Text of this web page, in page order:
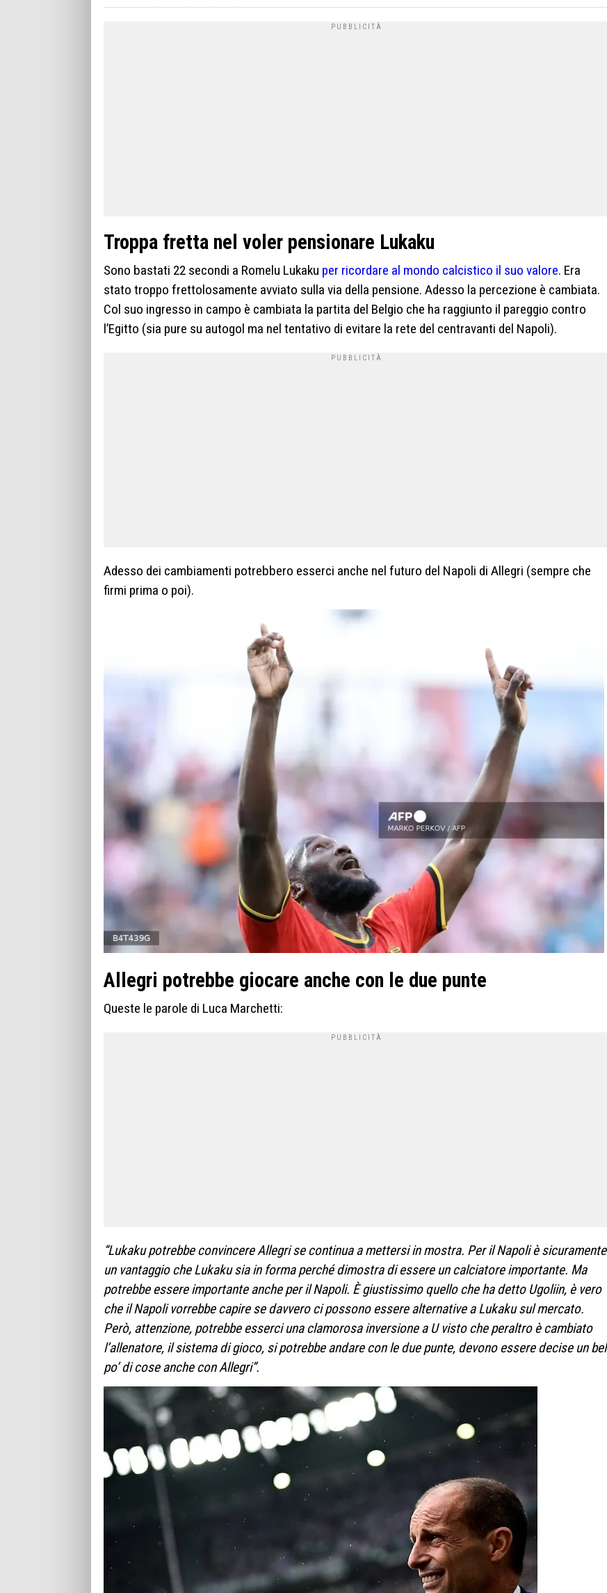
Troppa fretta nel voler pensionare Lukaku
Sono bastati 22 secondi a Romelu Lukaku per ricordare al mondo calcistico il suo valore. Era
stato troppo frettolosamente avviato sulla via della pensione. Adesso la percezione è cambiata.
Col suo ingresso in campo è cambiata la partita del Belgio che ha raggiunto il pareggio contro
l’Egitto (sia pure su autogol ma nel tentativo di evitare la rete del centravanti del Napoli).
Adesso dei cambiamenti potrebbero esserci anche nel futuro del Napoli di Allegri (sempre che
firmi prima o poi).
Allegri potrebbe giocare anche con le due punte
Queste le parole di Luca Marchetti:
“Lukaku potrebbe convincere Allegri se continua a mettersi in mostra. Per il Napoli è sicuramente
un vantaggio che Lukaku sia in forma perché dimostra di essere un calciatore importante. Ma
potrebbe essere importante anche per il Napoli. È giustissimo quello che ha detto Ugoliin, è vero
che il Napoli vorrebbe capire se davvero ci possono essere alternative a Lukaku sul mercato.
Però, attenzione, potrebbe esserci una clamorosa inversione a U visto che peraltro è cambiato
l’allenatore, il sistema di gioco, si potrebbe andare con le due punte, devono essere decise un bel
po’ di cose anche con Allegri”.